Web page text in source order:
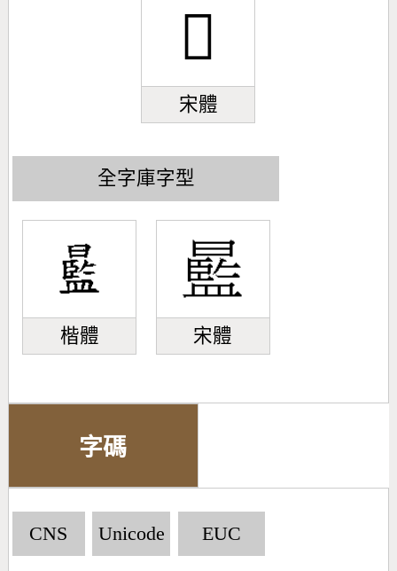
𣋣
宋體
全字庫字型
楷體 宋體
字碼
CNS Unicode EUC